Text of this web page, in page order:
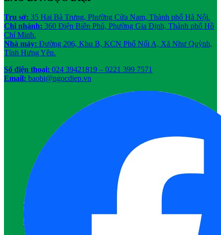
Trụ sở: 35 Hai Bà Trưng, Phường Cửa Nam, Thành phố Hà Nội.
Chi nhánh: 360 Điện Biên Phủ, Phường Gia Định, Thành phố Hồ
Chí Minh.
Nhà máy: Đường 206, Khu B, KCN Phố Nối A, Xã Như Quỳnh,
Tỉnh Hưng Yên.
Số điện thoại: 024 39421819 – 0221 399 7571
Email: baobi@ngocdiep.vn